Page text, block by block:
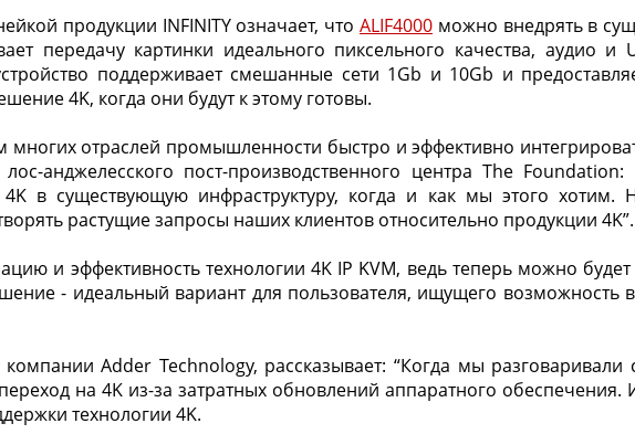
продукции INFINITY означает, что ALIF4000 можно внедрять в
передачу картинки идеального пиксельного качества,
поддерживает смешанные сети 1Gb и 10Gb и
4K, когда они будут к этому готовы.
многих отраслей промышленности быстро и эффективно
анджелесского пост-производственного центра The
4K в существующую инфраструктуру, когда и как мы этого
растущие запросы наших клиентов относительно продукции 4K”.
и эффективность технологии 4K IP KVM, ведь теперь можно
- идеальный вариант для пользователя, ищущего возможность
Adder Technology, рассказывает: “Когда мы
на 4K из-за затратных обновлений аппаратного
технологии 4K.